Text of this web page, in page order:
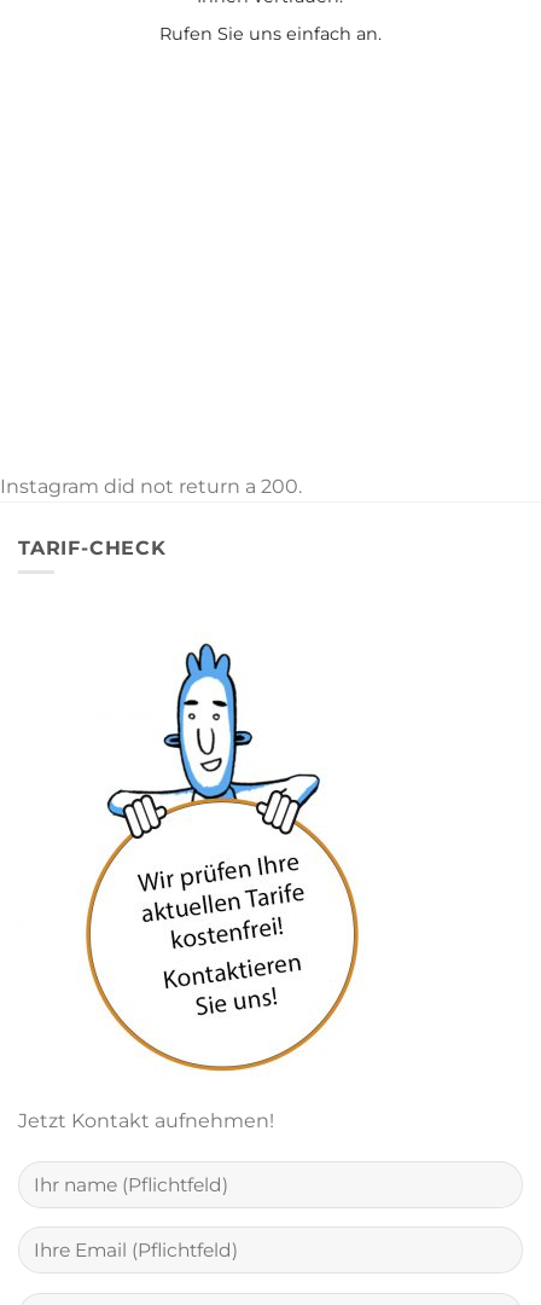
Rufen Sie uns einfach an.
Instagram did not return a 200.
TARIF-CHECK
Jetzt Kontakt aufnehmen!